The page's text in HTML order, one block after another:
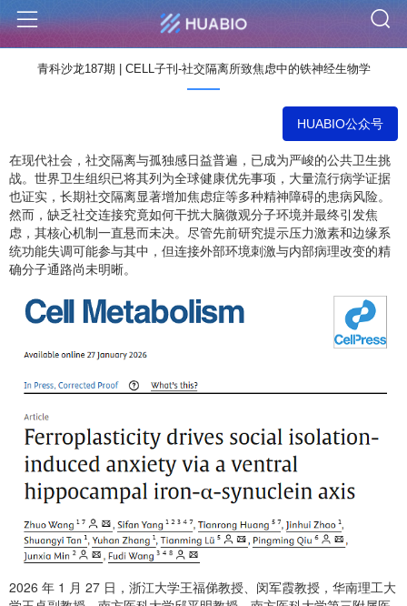
Menu
青科沙龙187期 | CELL子刊-社交隔离所致焦虑中的铁神经生物学
HUABIO公众号
在现代社会，社交隔离与孤独感日益普遍，已成为严峻的公共卫生挑
战。世界卫生组织已将其列为全球健康优先事项，大量流行病学证据
也证实，长期社交隔离显著增加焦虑症等多种精神障碍的患病风险。
然而，缺乏社交连接究竟如何干扰大脑微观分子环境并最终引发焦
虑，其核心机制一直悬而未决。尽管先前研究提示压力激素和边缘系
统功能失调可能参与其中，但连接外部环境刺激与内部病理改变的精
确分子通路尚未明晰。
2026 年 1 月 27 日，浙江大学王福俤教授、闵军霞教授，华南理工大